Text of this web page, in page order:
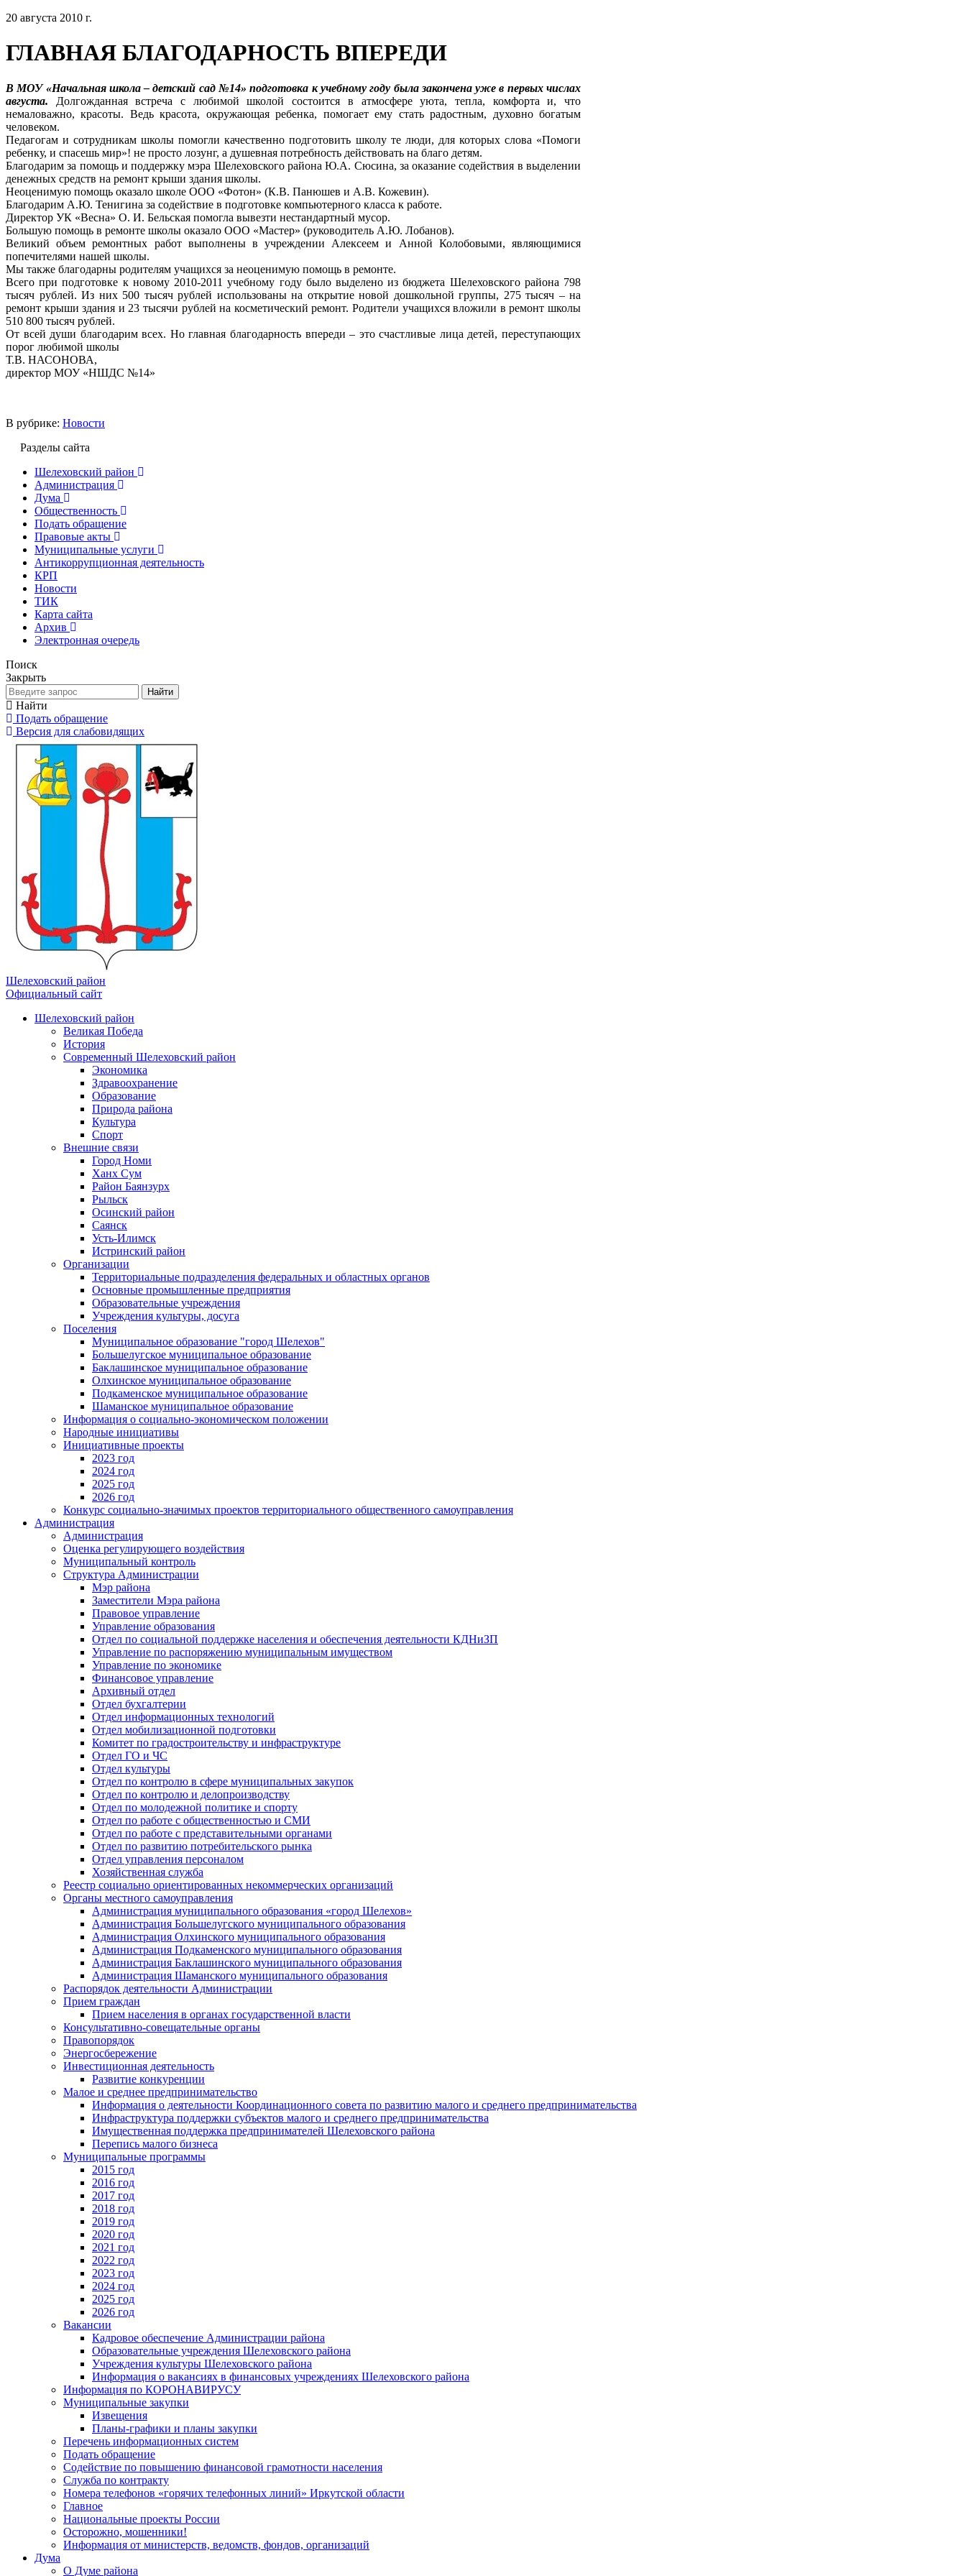
20 августа 2010 г.
ГЛАВНАЯ БЛАГОДАРНОСТЬ ВПЕРЕДИ
В МОУ «Начальная школа – детский сад №14» подготовка к учебному году была закончена уже в первых числах
августа. Долгожданная встреча с любимой школой состоится в атмосфере уюта, тепла, комфорта и, что
немаловажно, красоты. Ведь красота, окружающая ребенка, помогает ему стать радостным, духовно богатым
человеком.
Педагогам и сотрудникам школы помогли качественно подготовить школу те люди, для которых слова «Помоги
ребенку, и спасешь мир»! не просто лозунг, а душевная потребность действовать на благо детям.
Благодарим за помощь и поддержку мэра Шелеховского района Ю.А. Сюсина, за оказание содействия в выделении
денежных средств на ремонт крыши здания школы.
Неоценимую помощь оказало школе ООО «Фотон» (К.В. Панюшев и А.В. Кожевин).
Благодарим А.Ю. Тенигина за содействие в подготовке компьютерного класса к работе.
Директор УК «Весна» О. И. Бельская помогла вывезти нестандартный мусор.
Большую помощь в ремонте школы оказало ООО «Мастер» (руководитель А.Ю. Лобанов).
Великий объем ремонтных работ выполнены в учреждении Алексеем и Анной Колобовыми, являющимися
попечителями нашей школы.
Мы также благодарны родителям учащихся за неоценимую помощь в ремонте.
Всего при подготовке к новому 2010-2011 учебному году было выделено из бюджета Шелеховского района 798
тысяч рублей. Из них 500 тысяч рублей использованы на открытие новой дошкольной группы, 275 тысяч – на
ремонт крыши здания и 23 тысячи рублей на косметический ремонт. Родители учащихся вложили в ремонт школы
510 800 тысяч рублей.
От всей души благодарим всех. Но главная благодарность впереди – это счастливые лица детей, переступающих
порог любимой школы
Т.В. НАСОНОВА,
директор МОУ «НШДС №14»
В рубрике: Новости
Разделы сайта
Шелеховский район
Администрация
Дума
Общественность
Подать обращение
Правовые акты
Муниципальные услуги
Антикоррупционная деятельность
КРП
Новости
ТИК
Карта сайта
Архив
Электронная очередь
Поиск
Закрыть
Найти
Найти
Подать обращение
Версия для слабовидящих
Шелеховский район
Официальный сайт
Шелеховский район
Великая Победа
История
Современный Шелеховский район
Экономика
Здравоохранение
Образование
Природа района
Культура
Спорт
Внешние связи
Город Номи
Ханх Сум
Район Баянзурх
Рыльск
Осинский район
Саянск
Усть-Илимск
Истринский район
Организации
Территориальные подразделения федеральных и областных органов
Основные промышленные предприятия
Образовательные учреждения
Учреждения культуры, досуга
Поселения
Муниципальное образование "город Шелехов"
Большелугское муниципальное образование
Баклашинское муниципальное образование
Олхинское муниципальное образование
Подкаменское муниципальное образование
Шаманское муниципальное образование
Информация о социально-экономическом положении
Народные инициативы
Инициативные проекты
2023 год
2024 год
2025 год
2026 год
Конкурс социально-значимых проектов территориального общественного самоуправления
Администрация
Администрация
Оценка регулирующего воздействия
Муниципальный контроль
Структура Администрации
Мэр района
Заместители Мэра района
Правовое управление
Управление образования
Отдел по социальной поддержке населения и обеспечения деятельности КДНиЗП
Управление по распоряжению муниципальным имуществом
Управление по экономике
Финансовое управление
Архивный отдел
Отдел бухгалтерии
Отдел информационных технологий
Отдел мобилизационной подготовки
Комитет по градостроительству и инфраструктуре
Отдел ГО и ЧС
Отдел культуры
Отдел по контролю в сфере муниципальных закупок
Отдел по контролю и делопроизводству
Отдел по молодежной политике и спорту
Отдел по работе с общественностью и СМИ
Отдел по работе с представительными органами
Отдел по развитию потребительского рынка
Отдел управления персоналом
Хозяйственная служба
Реестр социально ориентированных некоммерческих организаций
Органы местного самоуправления
Администрация муниципального образования «город Шелехов»
Администрация Большелугского муниципального образования
Администрация Олхинского муниципального образования
Администрация Подкаменского муниципального образования
Администрация Баклашинского муниципального образования
Администрация Шаманского муниципального образования
Распорядок деятельности Администрации
Прием граждан
Прием населения в органах государственной власти
Консультативно-совещательные органы
Правопорядок
Энергосбережение
Инвестиционная деятельность
Развитие конкуренции
Малое и среднее предпринимательство
Информация о деятельности Координационного совета по развитию малого и среднего предпринимательства
Инфраструктура поддержки субъектов малого и среднего предпринимательства
Имущественная поддержка предпринимателей Шелеховского района
Перепись малого бизнеса
Муниципальные программы
2015 год
2016 год
2017 год
2018 год
2019 год
2020 год
2021 год
2022 год
2023 год
2024 год
2025 год
2026 год
Вакансии
Кадровое обеспечение Администрации района
Образовательные учреждения Шелеховского района
Учреждения культуры Шелеховского района
Информация о вакансиях в финансовых учреждениях Шелеховского района
Информация по КОРОНАВИРУСУ
Муниципальные закупки
Извещения
Планы-графики и планы закупки
Перечень информационных систем
Подать обращение
Содействие по повышению финансовой грамотности населения
Служба по контракту
Номера телефонов «горячих телефонных линий» Иркутской области
Главное
Национальные проекты России
Осторожно, мошенники!
Информация от министерств, ведомств, фондов, организаций
Дума
О Думе района